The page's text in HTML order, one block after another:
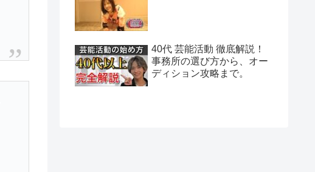
40代 芸能活動 徹底解説！
事務所の選び方から、オー
ディション攻略まで。